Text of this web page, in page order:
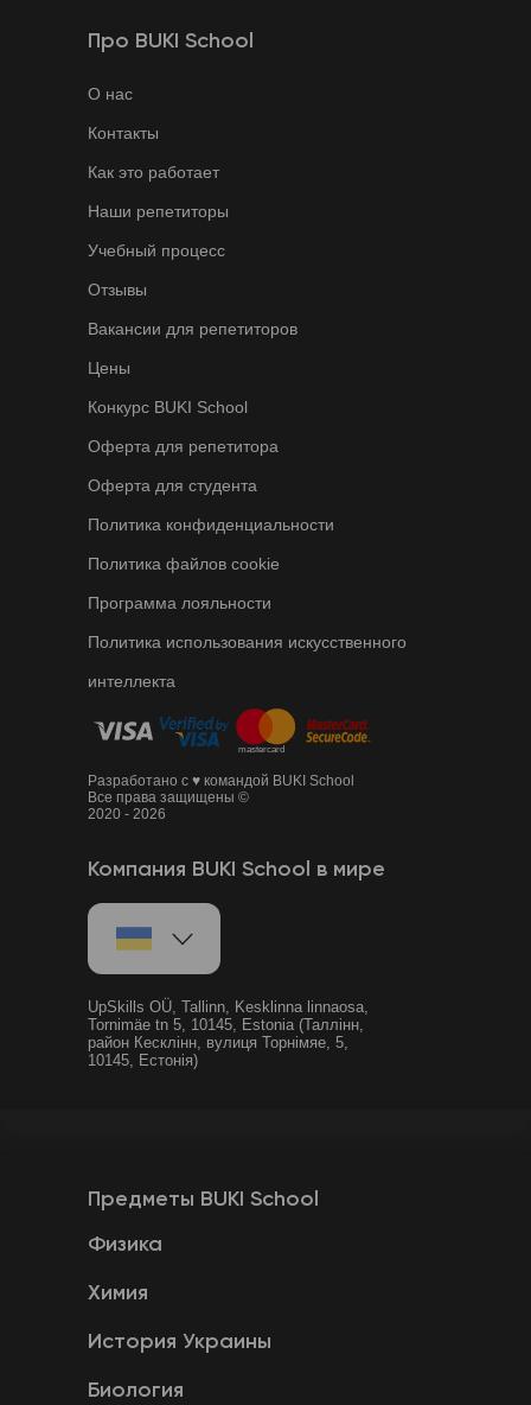
Про BUKI School
О нас
Контакты
Как это работает
Наши репетиторы
Учебный процесс
Отзывы
Вакансии для репетиторов
Цены
Конкурс BUKI School
Оферта для репетитора
Оферта для студента
Политика конфиденциальности
Политика файлов cookie
Программа лояльности
Политика использования искусственного
интеллекта
Разработано с ♥ командой BUKI School
Все права защищены ©
2020 - 2026
Компания BUKI School в мире
UpSkills OÜ, Tallinn, Kesklinna linnaosa,
Tornimäe tn 5, 10145, Estonia (Таллінн,
район Кесклінн, вулиця Торнімяе, 5,
10145, Естонія)
Предметы BUKI School
Физика
Химия
История Украины
Биология